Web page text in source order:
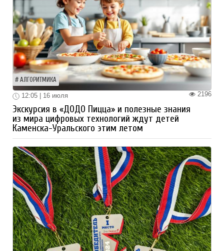
АЛГОРИТМИКА
2196
12:05 | 16 июля
Экскурсия в «ДОДО Пицца» и полезные знания
из мира цифровых технологий ждут детей
Каменска-Уральского этим летом